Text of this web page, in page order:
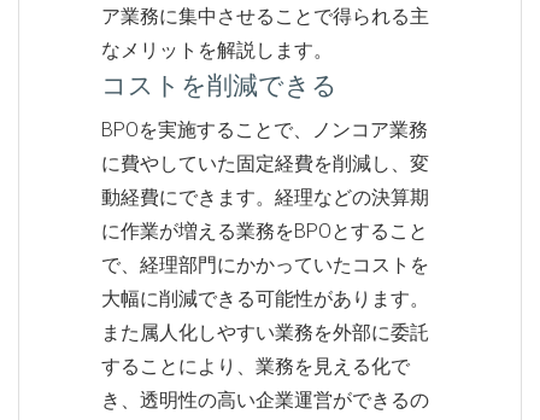
ア業務に集中させることで得られる主
なメリットを解説します。
コストを削減できる
BPOを実施することで、ノンコア業務
に費やしていた固定経費を削減し、変
動経費にできます。経理などの決算期
に作業が増える業務をBPOとすること
で、経理部門にかかっていたコストを
大幅に削減できる可能性があります。
また属人化しやすい業務を外部に委託
することにより、業務を見える化で
き、透明性の高い企業運営ができるの